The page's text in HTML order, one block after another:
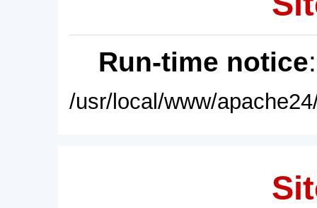
Run-time notice
/usr/local/www/